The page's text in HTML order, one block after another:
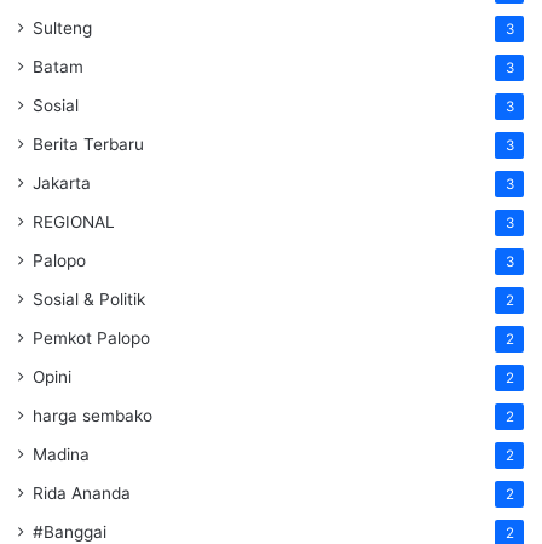
Sulteng 3
Batam 3
Sosial 3
Berita Terbaru 3
Jakarta 3
REGIONAL 3
Palopo 3
Sosial & Politik 2
Pemkot Palopo 2
Opini 2
harga sembako 2
Madina 2
Rida Ananda 2
#Banggai 2